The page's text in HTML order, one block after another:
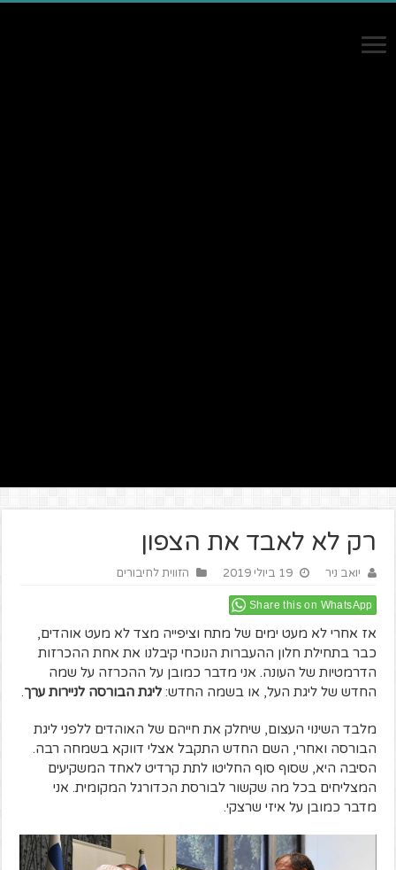
רק לא לאבד את הצפון
יואב ניר 19 ביולי 2019 הזווית לחיבורים
Share this on WhatsApp
אז אחרי לא מעט ימים של מתח וציפייה מצד לא מעט אוהדים,
כבר בתחילת חלון ההעברות הנוכחי קיבלנו את אחת ההכרזות
הדרמטיות של העונה. אני מדבר כמובן על ההכרזה על שמה
החדש של ליגת העל, או בשמה החדש:ליגת הבורסה לניירות ערך.
מלבד השינוי העצום, שיחלק את חייהם של האוהדים ללפני ליגת
הבורסה ואחרי, השם החדש התקבל אצלי דווקא בשמחה רבה.
הסיבה היא, שסוף סוף החליטו לתת קרדיט לאחד המשקיעים
המצליחים בכל מה שקשור לבורסת הכדורגל המקומית. אני
מדבר כמובן על איזי שרצקי.